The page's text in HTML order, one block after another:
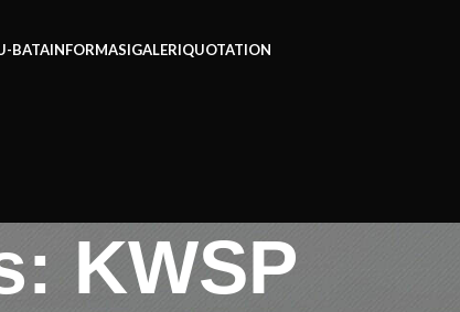
BATAINFORMASIGALERIQUOTATION
KWSP